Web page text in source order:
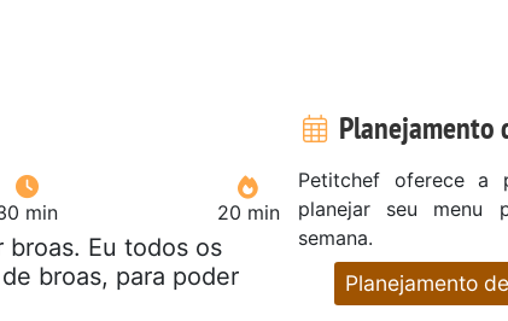
min 20 min
Eu todos os
broas, para poder
Planejamento
Petitchef oferece a
planejar seu
semana.
Planejamento